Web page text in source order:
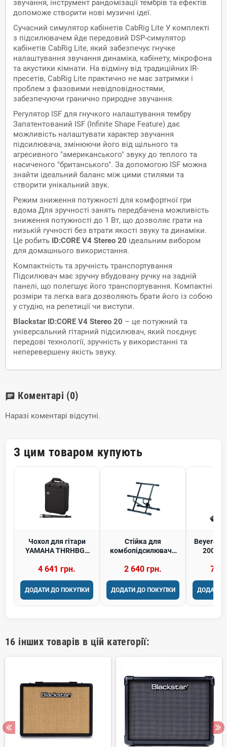
звучання, інструмент рандомізації тембрів та ефектів
допоможе створити нові музичні ідеї.
Сучасний симулятор кабінетів CabRig Lite У комплекті
з підсилювачем йде передовий DSP-симулятор
кабінетів CabRig Lite, який забезпечує гнучке
налаштування звучання динаміка, кабінету, мікрофона
та акустики кімнати. На відміну від традиційних IR-
пресетів, CabRig Lite практично не має затримки і
проблем з фазовими невідповідностями,
забезпечуючи гранично природне звучання.
Регулятор ISF для гнучкого налаштування тембру
Запатентований ISF (Infinite Shape Feature) дає
можливість налаштувати характер звучання
підсилювача, змінюючи його від щільного та
агресивного "американського" звуку до теплого та
насиченого "британського". За допомогою ISF можна
знайти ідеальний баланс між цими стилями та
створити унікальний звук.
Режим зниження потужності для комфортної гри
вдома Для зручності занять передбачена можливість
зниження потужності до 1 Вт, що дозволяє грати на
низькій гучності без втрати якості звуку та динаміки.
Це робить
ID:CORE V4 Stereo 20 ідеальним вибором
для домашнього використання.
Компактність та зручність транспортування
Підсилювач має зручну вбудовану ручку на задній
панелі, що полегшує його транспортування. Компактні
розміри та легка вага дозволяють брати його із собою
у студію, на репетиції чи виступи.
Blackstar ID:CORE V4 Stereo 20 – це потужний та
універсальний гітарний підсилювач, який поєднує
передові технології, зручність у використанні та
неперевершену якість звуку.
chat Коментарі (0)
Наразі коментарі відсутні.
З цим товаром купують
Чохол для гітари
YAMAHA THRHBG1
4 641 грн.
ДОДАТИ ДО ПОКУПКИ
Стійка для
комбопідсилювача
2 640 грн.
ДОДАТИ ДО ПОКУПКИ
200/
7
ДОДАТИ
16 інших товарів в цій категорії: